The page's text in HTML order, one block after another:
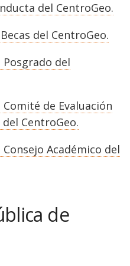
del CentroGeo.
del CentroGeo.
del
de Evaluación
CentroGeo.
Académico del
de